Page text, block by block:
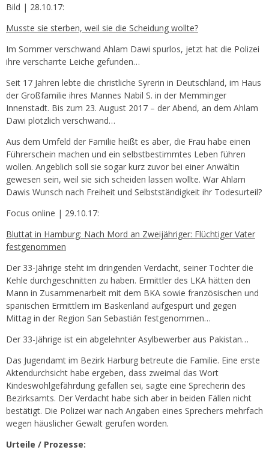
Bild | 28.10.17:
Musste sie sterben, weil sie die Scheidung wollte?
Im Sommer verschwand Ahlam Dawi spurlos, jetzt hat die Polizei
ihre verscharrte Leiche gefunden…
Seit 17 Jahren lebte die christliche Syrerin in Deutschland, im Haus
der Großfamilie ihres Mannes Nabil S. in der Memminger
Innenstadt. Bis zum 23. August 2017 – der Abend, an dem Ahlam
Dawi plötzlich verschwand…
Aus dem Umfeld der Familie heißt es aber, die Frau habe einen
Führerschein machen und ein selbstbestimmtes Leben führen
wollen. Angeblich soll sie sogar kurz zuvor bei einer Anwältin
gewesen sein, weil sie sich scheiden lassen wollte. War Ahlam
Dawis Wunsch nach Freiheit und Selbstständigkeit ihr Todesurteil?
Focus online | 29.10.17:
Bluttat in Hamburg: Nach Mord an Zweijähriger: Flüchtiger Vater
festgenommen
Der 33-Jährige steht im dringenden Verdacht, seiner Tochter die
Kehle durchgeschnitten zu haben. Ermittler des LKA hätten den
Mann in Zusammenarbeit mit dem BKA sowie französischen und
spanischen Ermittlern im Baskenland aufgespürt und gegen
Mittag in der Region San Sebastián festgenommen…
Der 33-Jährige ist ein abgelehnter Asylbewerber aus Pakistan…
Das Jugendamt im Bezirk Harburg betreute die Familie. Eine erste
Aktendurchsicht habe ergeben, dass zweimal das Wort
Kindeswohlgefährdung gefallen sei, sagte eine Sprecherin des
Bezirksamts. Der Verdacht habe sich aber in beiden Fällen nicht
bestätigt. Die Polizei war nach Angaben eines Sprechers mehrfach
wegen häuslicher Gewalt gerufen worden.
Urteile / Prozesse: